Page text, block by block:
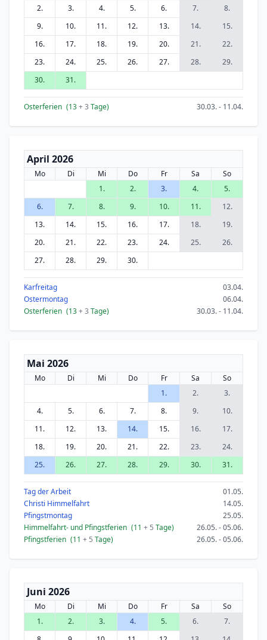
2.
3. 4. 5. 6. 7.
8.
9.
10. 11. 12. 13. 14.
15.
16.
17. 18. 19. 20. 21.
22.
23.
24. 25. 26. 27. 28.
29.
30.
31.
Osterferien (13+ 3 Tage) 30.03. - 11.04.
April 2026
Mo Di Mi Do Fr Sa
So
1.
2. 3. 4.
5.
6.
7. 8. 9. 10. 11.
12.
13.
14. 15. 16. 17. 18.
19.
20.
21. 22. 23. 24. 25.
26.
27.
28. 29. 30.
Karfreitag
03.04.
Ostermontag
06.04.
Osterferien (13+ 3 Tage) 30.03. - 11.04.
Mai 2026
Mo Di Mi Do Fr Sa
So
1.
2.
3.
4.
5. 6. 7. 8. 9.
10.
11.
12. 13. 14. 15. 16.
17.
18.
19. 20. 21. 22. 23.
24.
25.
26. 27. 28. 29. 30. 31.
Tag der Arbeit
01.05.
Christi Himmelfahrt
14.05.
Pfingstmontag
25.05.
Himmelfahrt- und Pfingstferien (11 + 5 Tage)
26.05. - 05.06.
Pfingstferien (11 + 5 Tage) 26.05. - 05.06.
Juni 2026
Mo Di Mi Do Fr Sa
So
1.
2. 3. 4. 5. 6.
7.